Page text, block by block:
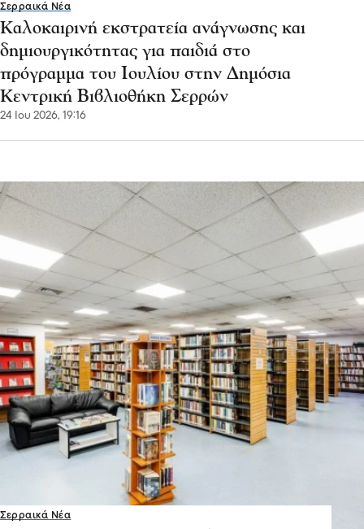
Σερραικά Νέα
Καλοκαιρινή εκστρατεία ανάγνωσης και
δημιουργικότητας για παιδιά στο
πρόγραμμα του Ιουλίου στην Δημόσια
Κεντρική Βιβλιοθήκη Σερρών
24 Ιου 2026, 19:16
Σερραικά Νέα